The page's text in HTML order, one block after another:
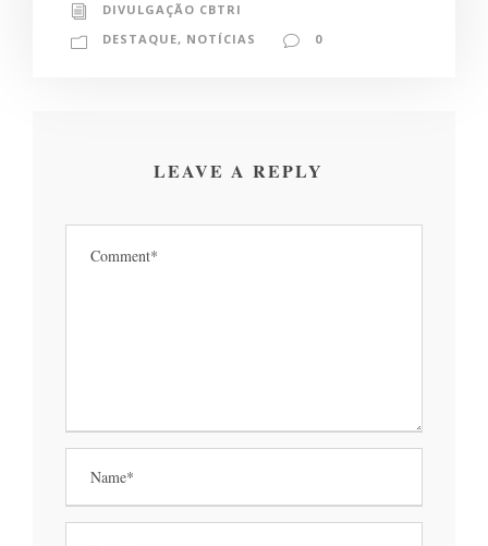
DIVULGAÇÃO CBTRI
DESTAQUE, NOTÍCIAS 0
LEAVE A REPLY